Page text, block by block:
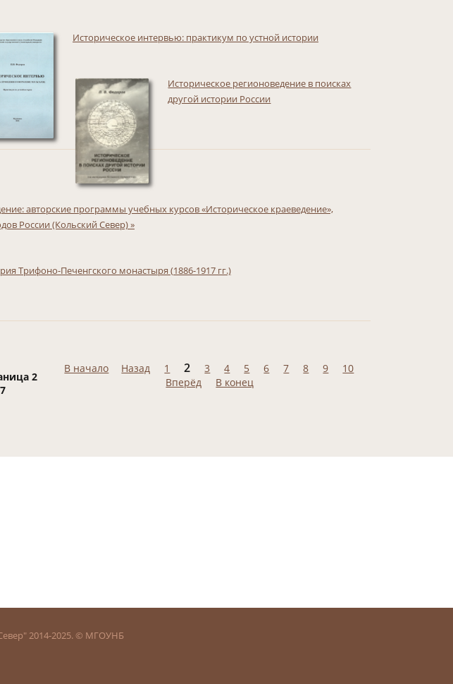
Историческое интервью: практикум по устной истории
Историческое регионоведение в поисках
другой истории России
авторские программы учебных курсов «Историческое краеведение»,
России (Кольский Север) »
Трифоно-Печенгского монастыря (1886-1917 гг.)
2
В начало Назад 1 2 3 4 5 6 7 8 9
10
Вперёд
В конец
2014-2025. © МГОУНБ